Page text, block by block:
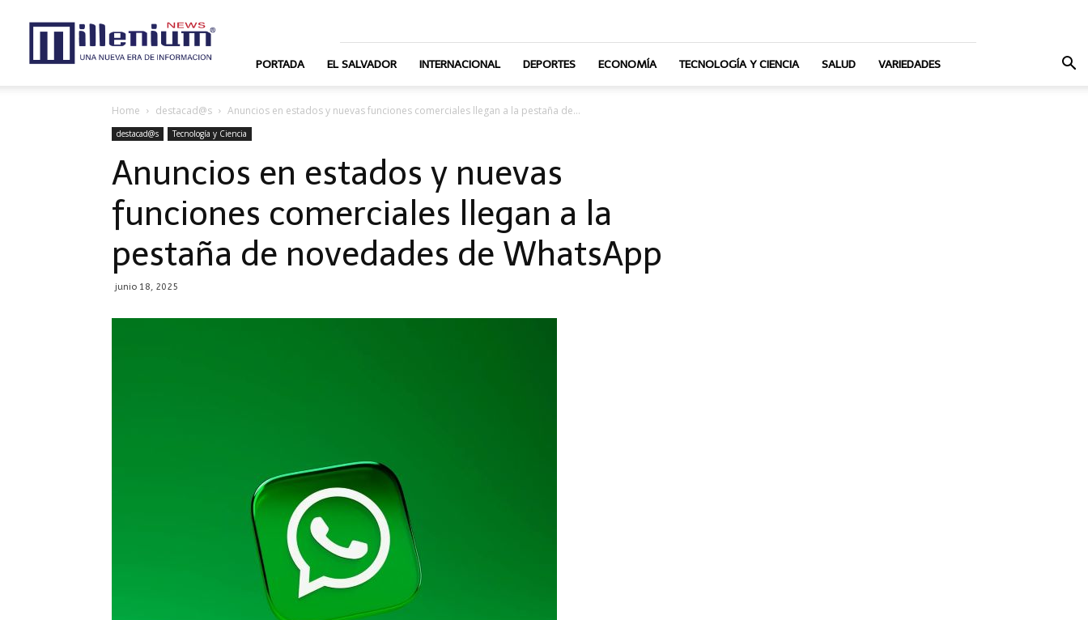
Millenium
PORTADA EL SALVADOR INTERNACIONAL DEPORTES ECONOMÍA TECNOLOGÍA Y CIENCIA SALUD VARIEDADES
Home destacad@s Anuncios en estados y nuevas funciones comerciales llegan a la pestaña de...
destacad@s Tecnología y Ciencia
Anuncios en estados y nuevas
funciones comerciales llegan a la
pestaña de novedades de WhatsApp
junio 18, 2025